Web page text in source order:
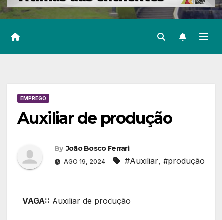
EMPREGO
Auxiliar de produção
By João Bosco Ferrari
AGO 19, 2024 #Auxiliar, #produção
VAGA:: Auxiliar de produção